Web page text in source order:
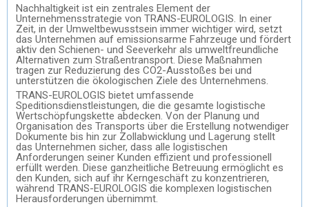
Nachhaltigkeit ist ein zentrales Element der
Unternehmensstrategie von TRANS-EUROLOGIS. In einer
Zeit, in der Umweltbewusstsein immer wichtiger wird, setzt
das Unternehmen auf emissionsarme Fahrzeuge und fördert
aktiv den Schienen- und Seeverkehr als umweltfreundliche
Alternativen zum Straßentransport. Diese Maßnahmen
tragen zur Reduzierung des CO2-Ausstoßes bei und
unterstützen die ökologischen Ziele des Unternehmens.
TRANS-EUROLOGIS bietet umfassende
Speditionsdienstleistungen, die die gesamte logistische
Wertschöpfungskette abdecken. Von der Planung und
Organisation des Transports über die Erstellung notwendiger
Dokumente bis hin zur Zollabwicklung und Lagerung stellt
das Unternehmen sicher, dass alle logistischen
Anforderungen seiner Kunden effizient und professionell
erfüllt werden. Diese ganzheitliche Betreuung ermöglicht es
den Kunden, sich auf ihr Kerngeschäft zu konzentrieren,
während TRANS-EUROLOGIS die komplexen logistischen
Herausforderungen übernimmt.